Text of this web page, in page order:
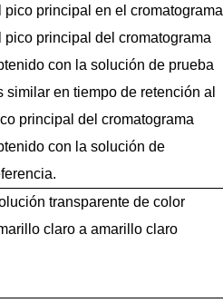
pico principal en el cromatograma
pico principal del cromatograma
con la solución de prueba
similar en tiempo de retención al
principal del cromatograma
con la solución de
transparente de color
claro a amarillo claro